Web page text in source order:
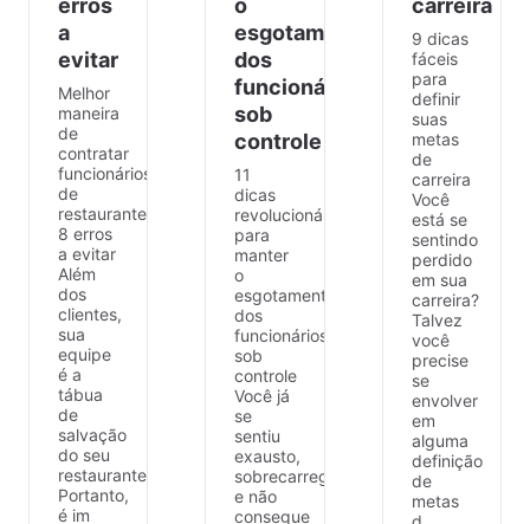
erros
a
evitar
Melhor
maneira
de
contratar
funcionários
de
restaurante:
8 erros
a evitar
Além
dos
clientes,
sua
equipe
é a
tábua
de
salvação
do seu
restaurante.
Portanto,
é im
o
esgotamento
dos
funcionários
sob
controle
11
dicas
revolucionárias
para
manter
o
esgotamento
dos
funcionários
sob
controle
Você já
se
sentiu
exausto,
sobrecarregado
e não
consegue
carreira
9 dicas
fáceis
para
definir
suas
metas
de
carreira
Você
está se
sentindo
perdido
em sua
carreira?
Talvez
você
precise
se
envolver
em
alguma
definição
de
metas